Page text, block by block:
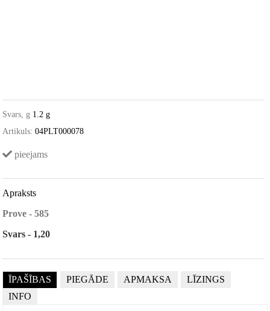
Svars, g 1.2 g
Artikuls: 04PLT000078
pieejams
Apraksts
Prove - 585
Svars - 1,20
ĪPAŠĪBAS PIEGĀDE APMAKSA
LĪZINGS
INFO